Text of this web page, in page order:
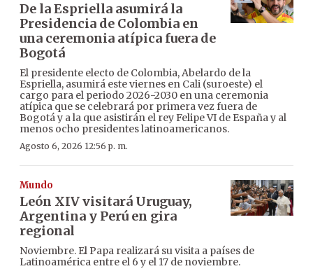
De la Espriella asumirá la
Presidencia de Colombia en
una ceremonia atípica fuera de
Bogotá
El presidente electo de Colombia, Abelardo de la
Espriella, asumirá este viernes en Cali (suroeste) el
cargo para el periodo 2026-2030 en una ceremonia
atípica que se celebrará por primera vez fuera de
Bogotá y a la que asistirán el rey Felipe VI de España y al
menos ocho presidentes latinoamericanos.
Agosto 6, 2026 12:56 p. m.
Mundo
León XIV visitará Uruguay,
Argentina y Perú en gira
regional
Noviembre. El Papa realizará su visita a países de
Latinoamérica entre el 6 y el 17 de noviembre.